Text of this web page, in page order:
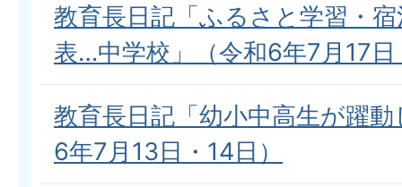
教育長日記「ふるさと学習・
表…中学校」（令和6年7月17
教育長日記「幼小中高生が躍
6年7月13日・14日）